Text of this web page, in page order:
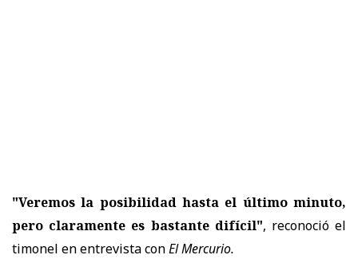
"Veremos la posibilidad hasta el último minuto,
pero claramente es bastante difícil", reconoció el
timonel en entrevista conEl Mercurio.